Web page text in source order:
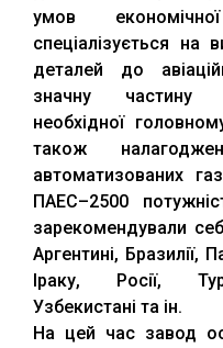
умов
спеціалізується на
деталей до
значну частину
необхідної
також
автоматизованих
ПАЕС–2500
зарекомендували
Аргентині, Бразилії,
Іраку, Росії,
Узбекистані та ін.
На цей час завод